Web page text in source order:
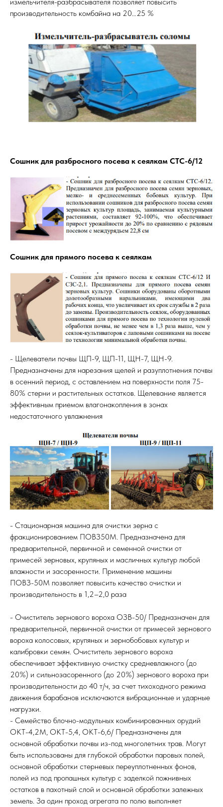
производительность комбайна на 20…25 %
Сошник для разбросного посева к сеялкам СТС-6/12
Сошник для прямого посева к сеялкам
- Щелеватели почвы ЩП-9, ЩП-11, ЩН-7, ЩН-9.
Предназначены для нарезания щелей и разуплотнения почвы
в осенний период, с оставлением на поверхности поля 75-
80% стерни и растительных остатков. Щелевание является
эффективным приемом влагонакопления в зонах
недостаточного увлажнения
- Стационарная машина для очистки зерна с
фракционированием ПОВЗ50М. Предназначена для
предварительной, первичной и семенной очистки от
примесей зерновых, крупяных и масличных культур любой
влажности и засоренности. Применение машины
ПОВЗ-50М позволяет повысить качество очистки и
производительность в 1,2–2,0 раза
- Очиститель зернового вороха ОЗВ-50/ Предназначен для
предварительной, первичной очистки от примесей зернового
вороха колосовых, крупяных и зернобобовых культур и
калибровки семян. Очиститель зернового вороха
обеспечивает эффективную очистку средневлажного (до
20%) и сильнозасоренного (до 20%) зернового вороха при
производительности до 40 т/ч, за счет тихоходного режима
движения барабанов исключаются вибрационные и ударные
нагрузки.
- Семейство блочно-модульных комбинированных орудий
ОКТ-4,2М, ОКТ-5,4, ОКТ-6,6/ Предназначены для
основной обработки почвы из-под многолетних трав. Могут
быть использованы для глубокой обработки паровых полей,
основной обработки стерневых переуплотненных фонов,
полей из под пропашных культур с заделкой пожнивных
остатков в пахотный слой и основной обработки залежных
земель. За один проход агрегата по полю выполняет